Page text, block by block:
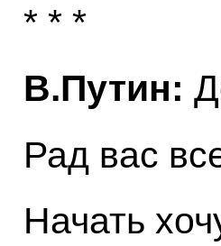
* * *
В.Путин:
Рад вас
Начать